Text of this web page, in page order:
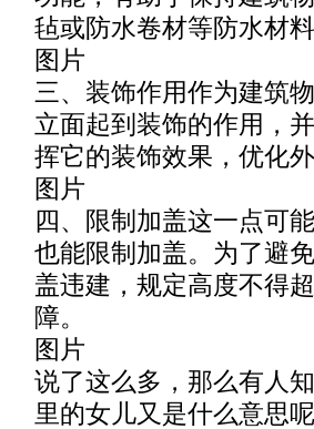
毡或防水卷材等防水材
图片
三、装饰作用作为建筑
立面起到装饰的作用，
挥它的装饰效果，优化外
图片
四、限制加盖这一点可
也能限制加盖。为了避
盖违建，规定高度不得
障。
图片
说了这么多，那么有人
里的女儿又是什么意思